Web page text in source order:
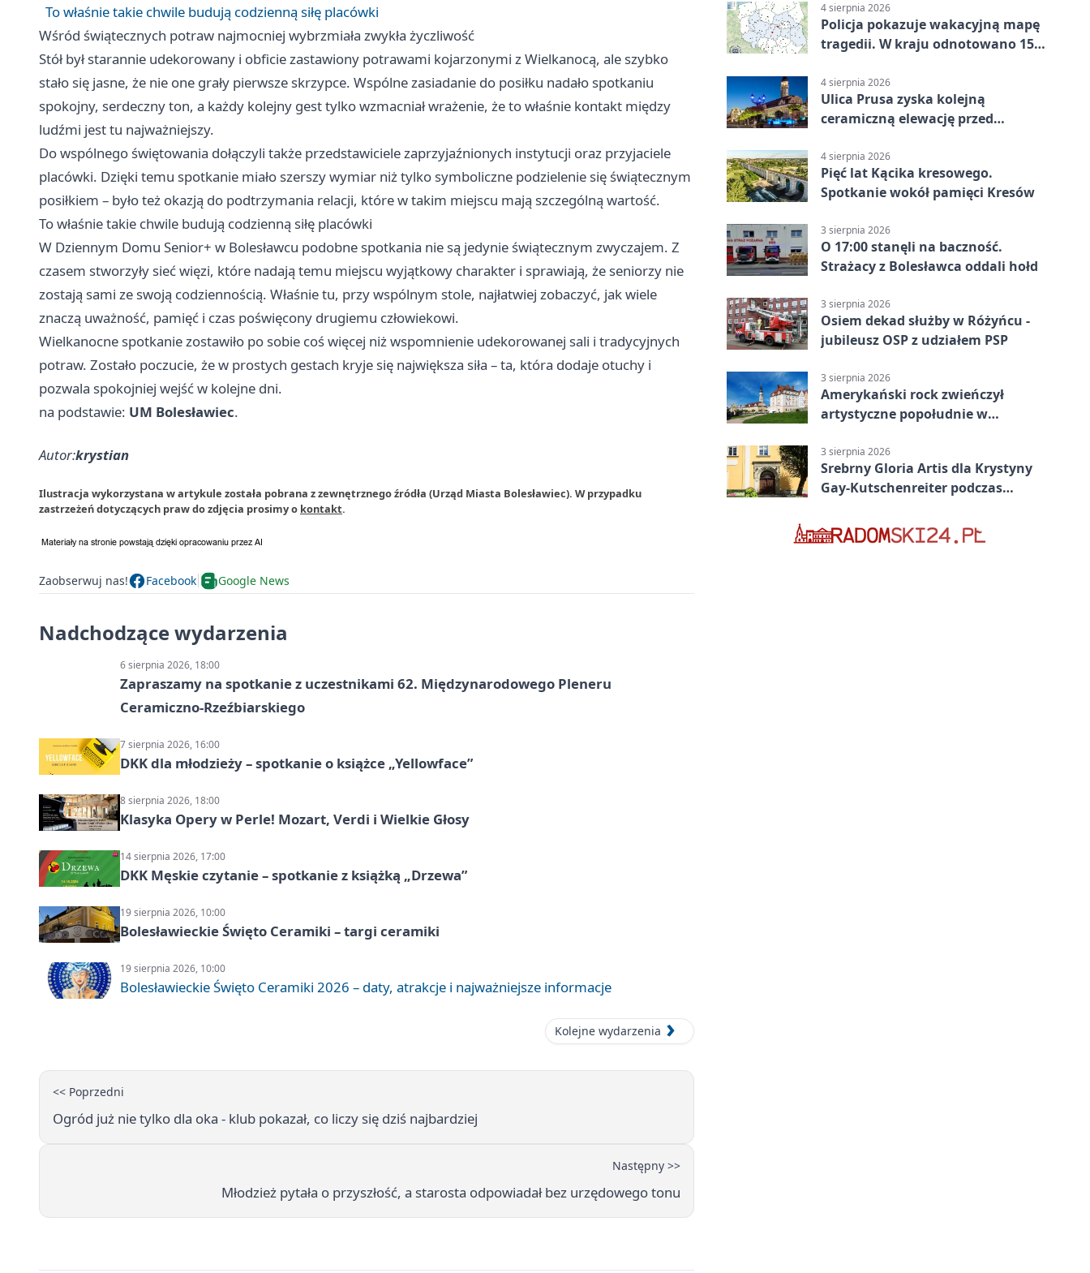
To właśnie takie chwile budują codzienną siłę placówki
Wśród świątecznych potraw najmocniej wybrzmiała zwykła życzliwość
Stół był starannie udekorowany i obficie zastawiony potrawami kojarzonymi z Wielkanocą, ale szybko
stało się jasne, że nie one grały pierwsze skrzypce. Wspólne zasiadanie do posiłku nadało spotkaniu
spokojny, serdeczny ton, a każdy kolejny gest tylko wzmacniał wrażenie, że to właśnie kontakt między
ludźmi jest tu najważniejszy.
Do wspólnego świętowania dołączyli także przedstawiciele zaprzyjaźnionych instytucji oraz przyjaciele
placówki. Dzięki temu spotkanie miało szerszy wymiar niż tylko symboliczne podzielenie się świątecznym
posiłkiem – było też okazją do podtrzymania relacji, które w takim miejscu mają szczególną wartość.
To właśnie takie chwile budują codzienną siłę placówki
W Dziennym Domu Senior+ w Bolesławcu podobne spotkania nie są jedynie świątecznym zwyczajem. Z
czasem stworzyły sieć więzi, które nadają temu miejscu wyjątkowy charakter i sprawiają, że seniorzy nie
zostają sami ze swoją codziennością. Właśnie tu, przy wspólnym stole, najłatwiej zobaczyć, jak wiele
znaczą uważność, pamięć i czas poświęcony drugiemu człowiekowi.
Wielkanocne spotkanie zostawiło po sobie coś więcej niż wspomnienie udekorowanej sali i tradycyjnych
potraw. Zostało poczucie, że w prostych gestach kryje się największa siła – ta, która dodaje otuchy i
pozwala spokojniej wejść w kolejne dni.
na podstawie: UM Bolesławiec.
Autor:krystian
Ilustracja wykorzystana w artykule została pobrana z zewnętrznego źródła (Urząd Miasta Bolesławiec). W przypadku
zastrzeżeń dotyczących praw do zdjęcia prosimy o kontakt.
Zaobserwuj nas! Facebook Google News
Nadchodzące wydarzenia
6 sierpnia 2026, 18:00
Zapraszamy na spotkanie z uczestnikami 62. Międzynarodowego Pleneru
Ceramiczno-Rzeźbiarskiego
7 sierpnia 2026, 16:00
DKK dla młodzieży – spotkanie o książce „Yellowface”
8 sierpnia 2026, 18:00
Klasyka Opery w Perle! Mozart, Verdi i Wielkie Głosy
14 sierpnia 2026, 17:00
DKK Męskie czytanie – spotkanie z książką „Drzewa”
19 sierpnia 2026, 10:00
Bolesławieckie Święto Ceramiki – targi ceramiki
19 sierpnia 2026, 10:00
Bolesławieckie Święto Ceramiki 2026 – daty, atrakcje i najważniejsze informacje
Kolejne wydarzenia
<< Poprzedni
Ogród już nie tylko dla oka - klub pokazał, co liczy się dziś najbardziej
Następny >>
Młodzież pytała o przyszłość, a starosta odpowiadał bez urzędowego tonu
4 sierpnia 2026
Policja pokazuje wakacyjną mapę
tragedii. W kraju odnotowano 155
4 sierpnia 2026
Ulica Prusa zyska kolejną
ceramiczną elewację przed
4 sierpnia 2026
Pięć lat Kącika kresowego.
Spotkanie wokół pamięci Kresów
3 sierpnia 2026
O 17:00 stanęli na baczność.
Strażacy z Bolesławca oddali hołd
3 sierpnia 2026
Osiem dekad służby w Różyńcu -
jubileusz OSP z udziałem PSP
3 sierpnia 2026
Amerykański rock zwieńczył
artystyczne popołudnie w
3 sierpnia 2026
Srebrny Gloria Artis dla Krystyny
Gay-Kutschenreiter podczas